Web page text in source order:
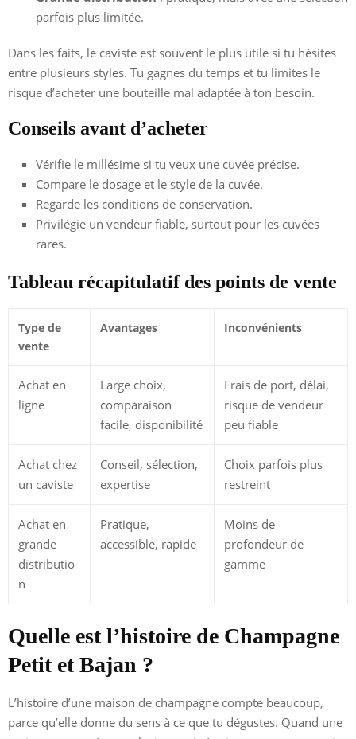
parfois plus limitée.
Dans les faits, le caviste est souvent le plus utile si tu hésites
entre plusieurs styles. Tu gagnes du temps et tu limites le
risque d’acheter une bouteille mal adaptée à ton besoin.
Conseils avant d’acheter
Vérifie le millésime si tu veux une cuvée précise.
Compare le dosage et le style de la cuvée.
Regarde les conditions de conservation.
Privilégie un vendeur fiable, surtout pour les cuvées
rares.
Tableau récapitulatif des points de vente
Type de
vente
Avantages Inconvénients
Achat en
ligne
Large choix,
comparaison
facile, disponibilité
Frais de port, délai,
risque de vendeur
peu fiable
Achat chez
un caviste
Conseil, sélection,
expertise
Choix parfois plus
restreint
Achat en
grande
distributio
n
Pratique,
accessible, rapide
Moins de
profondeur de
gamme
Quelle est l’histoire de Champagne
Petit et Bajan ?
L’histoire d’une maison de champagne compte beaucoup,
parce qu’elle donne du sens à ce que tu dégustes. Quand une